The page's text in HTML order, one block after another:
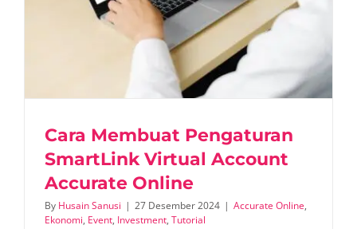
Cara Membuat Pengaturan
SmartLink Virtual Account
Accurate Online
By Husain Sanusi | 27 Desember 2024 | Accurate Online,
Ekonomi, Event, Investment, Tutorial